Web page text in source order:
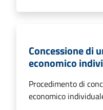
Concessione di
economico
Procedimento di
economico